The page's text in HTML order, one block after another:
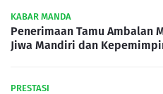
KABAR MANDA
Penerimaan Tamu Ambalan
Jiwa Mandiri dan
PRESTASI